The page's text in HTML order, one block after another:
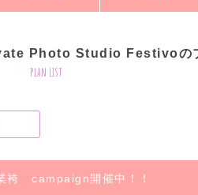
Photo Studio Festivoの
plan list
袴 campaign開催中！！